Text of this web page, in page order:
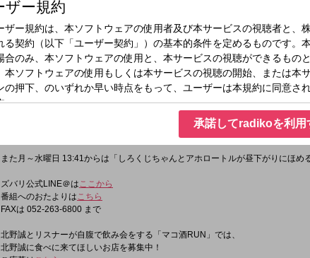
放送局
放送時間
2026年2月3日（火）13:00～16:00
番組名
北野誠のズバリ
また月～水曜日 13:41からは「しろくじちゃんとアホロートルが昼下がりにほめ
ズバリ公式LINE＠はここから
番組へのおたよりはこちら
FAXは 052-263-6800 まで
北野誠とリスナーが自腹で飲み会をする「マコ酒RUN」では、
北野誠に食べに来てほしいお店を募集中！
承諾してradikoを利用